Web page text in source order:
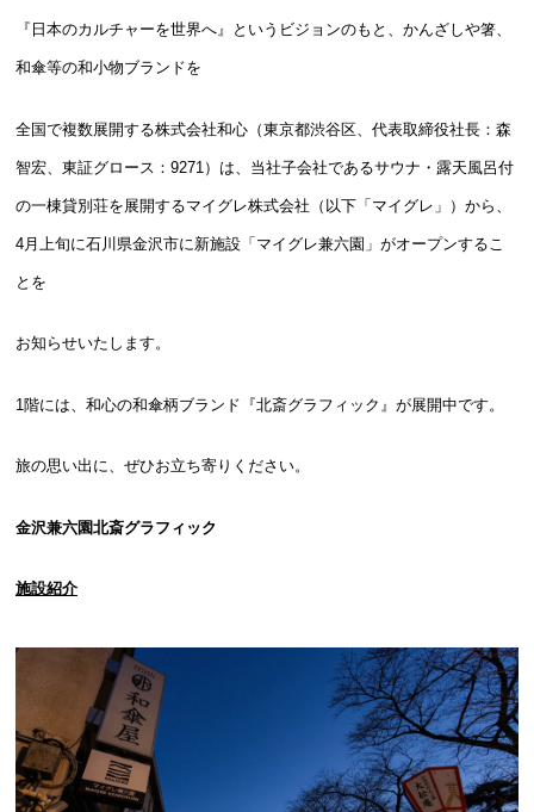
『日本のカルチャーを世界へ』というビジョンのもと、かんざしや箸、
和傘等の和小物ブランドを
全国で複数展開する株式会社和心（東京都渋谷区、代表取締役社長：森
智宏、東証グロース：9271）は、当社子会社であるサウナ・露天風呂付
の一棟貸別荘を展開するマイグレ株式会社（以下「マイグレ」）から、
4月上旬に石川県金沢市に新施設「マイグレ兼六園」がオープンするこ
とを
お知らせいたします。
1階には、和心の和傘柄ブランド『北斎グラフィック』が展開中です。
旅の思い出に、ぜひお立ち寄りください。
金沢兼六園北斎グラフィック
施設紹介